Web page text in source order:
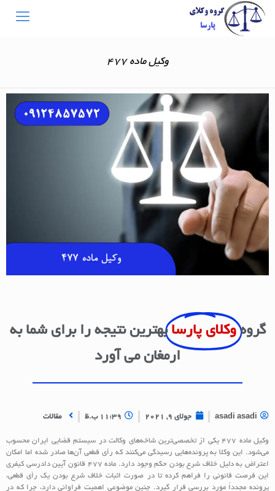
وکیل ماده 477
گروه وکلای پارسا بهترین نتیجه را برای شما به
ارمغان می آورد
asadi asadi جولای 9, 2021 11:39 ب.ظ مقالات
وکیل ماده ۴۷۷ یکی از تخصصی‌ترین شاخه‌های وکالت در سیستم قضایی ایران محسوب
می‌شود. این وکلا به پرونده‌هایی رسیدگی می‌کنند که رأی قطعی آن‌ها صادر شده اما امکان
اعتراض به دلیل خلاف شرع بودن حکم وجود دارد. ماده ۴۷۷ قانون آیین دادرسی کیفری
این فرصت قانونی را فراهم کرده تا در صورت اثبات خلاف شرع بودن یک رأی قطعی،
پرونده مجدداً مورد بررسی قرار گیرد. چنین موضوعی اهمیت فراوانی دارد، چرا که در